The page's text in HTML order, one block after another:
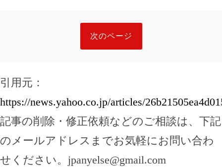
次のページ
引用元：
https://news.yahoo.co.jp/articles/
記事の削除・修正依頼などのご相談は、下記
のメールアドレスまでお気軽にお問い合わ
せください。 jpanyelse@gmail.com